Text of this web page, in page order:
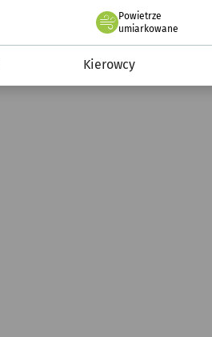
Powietrze
we Wrocławiu
umiarkowane
Kierowcy